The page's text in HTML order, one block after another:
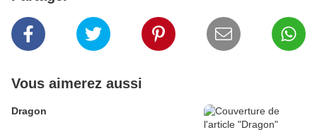
Vous aimerez aussi
Dragon